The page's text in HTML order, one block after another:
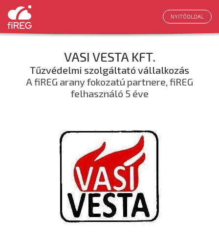
NYITÓOLDAL
VASI VESTA KFT.
Tűzvédelmi szolgáltató vállalkozás
A fiREG arany fokozatú partnere, fiREG
felhasználó 5 éve